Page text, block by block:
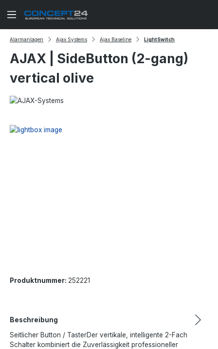
Zum Hauptinhalt springen
Alarmanlagen Ajax Systems Ajax Baseline LightSwitch
AJAX | SideButton (2-gang)
vertical olive
Produktnummer: 252221
Beschreibung
Seitlicher Button / TasterDer vertikale, intelligente 2-Fach
Schalter kombiniert die Zuverlässigkeit professioneller